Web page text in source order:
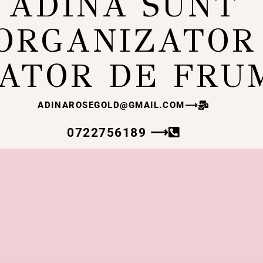
DE
ADINAROSEGOLD@GMAIL.COM⟶
0722756189 ⟶